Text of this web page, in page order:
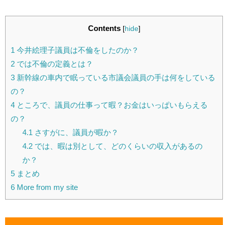
Contents [hide]
1 今井絵理子議員は不倫をしたのか？
2 では不倫の定義とは？
3 新幹線の車内で眠っている市議会議員の手は何をしている
の？
4 ところで、議員の仕事って暇？お金はいっぱいもらえる
の？
4.1 さすがに、議員が暇か？
4.2では、暇は別として、どのくらいの収入があるの
か？
5 まとめ
6 More from my site